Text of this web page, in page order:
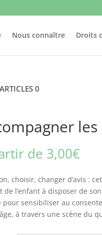
Nous connaître Droits
ARTICLES 0
de 3,00€
choisir, changer d’avis :
de l’enfant à disposer de
pour sensibiliser au
à travers une scène du